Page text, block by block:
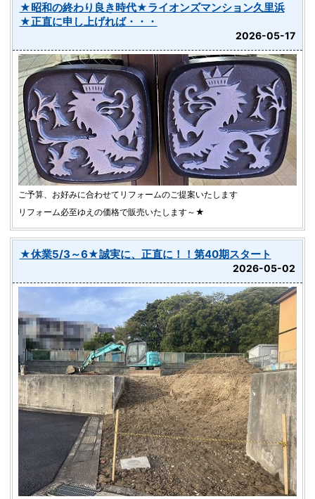
★昭和の終わり良き時代★ライオンズマンション久里浜
★正直に申し上げれば・・・
2026-05-17
ご予算、お好みに合わせてリフォームのご提案いたします
リフォーム必至ゆえの価格で販売いたします～★
★休業5/3～6★誠実に、正直に！！第40期スタート
2026-05-02